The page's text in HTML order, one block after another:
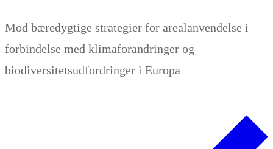
Inhalt
springen
Mod bæredygtige strategier for arealanvendelse i
forbindelse med klimaforandringer og
biodiversitetsudfordringer i Europa